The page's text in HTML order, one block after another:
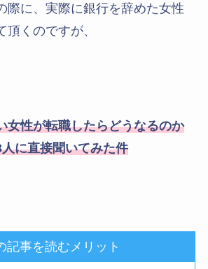
際に、実際に銀行を辞めた女性
くのですが、
女性が転職したらどうなるのか
に直接聞いてみた件
記事を読むメリット